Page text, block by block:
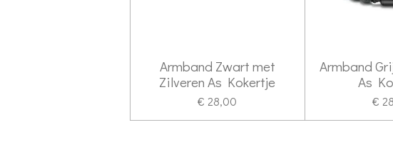
Armband Zwart met
Zilveren As Kokertje
€ 28,00
Armband
As
€